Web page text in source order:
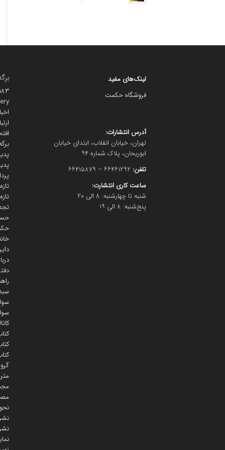
لینک‌های مفید
فروشگاه حکمت
آدرس انتشارات:
تهران، خیابان انقلاب، ابتدای خیابان
ابوریحان، پلاک شماره ۹۴
تلفن:
ساعت کاری انتشارت:
شنبه تا چهارشنبه: ۸ الی ۲۰
پنج‌شنبه: ۸ الی ۱۹
#۱۱۱۸۳